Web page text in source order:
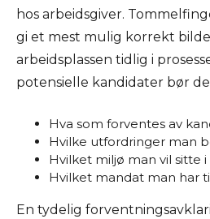
hos arbeidsgiver.
gi et mest mulig korrekt
arbeidsplassen tidlig i
potensielle kandidater bør
Hva som forventes av
Hvilke utfordringer man
Hvilket miljø man vil sitte i
Hvilket mandat man har
En tydelig